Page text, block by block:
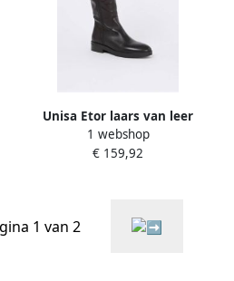
Unisa Etor laars van leer
1 webshop
€ 159,92
1 van 2